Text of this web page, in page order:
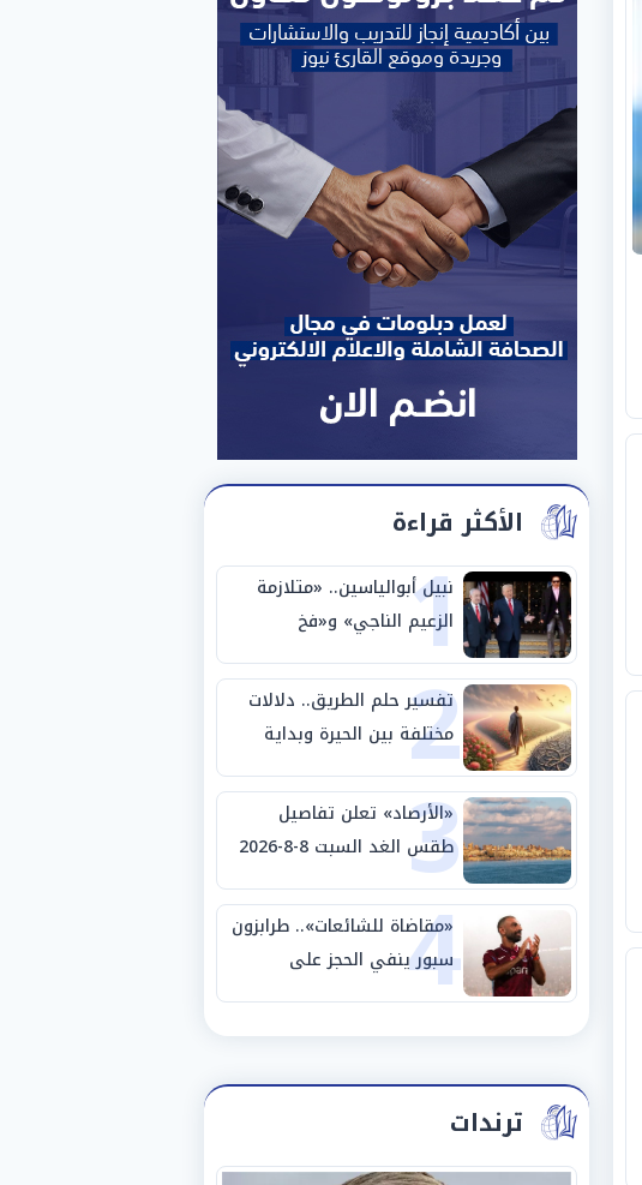
الأكثر قراءة
1
نبيل أبوالياسين.. «متلازمة
الزعيم الناجي» و«فخ
الشرعية المزدوجة» وترامب
ينأى بنفسه وحليفه في
«ميتم استراتيجي»
2
تفسير حلم الطريق.. دلالات
مختلفة بين الحيرة وبداية
مرحلة جديدة
3
«الأرصاد» تعلن تفاصيل
طقس الغد السبت 8-8-2026
والظواهر الجوية
4
«مقاضاة للشائعات».. طرابزون
سبور ينفي الحجز على
مستحقات محمد صلاح
ترندات